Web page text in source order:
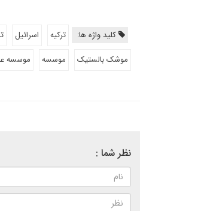
کلید واژه ها: ترکیه اسرائیل
موشک بالستیک
موسسه موسسه
نظر شما :